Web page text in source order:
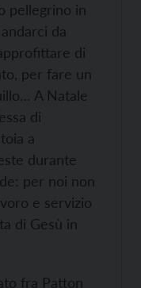
pellegrino in
da
di
per fare un
A Natale
di
a
durante
per noi non
e servizio
di Gesù in
fra Patton